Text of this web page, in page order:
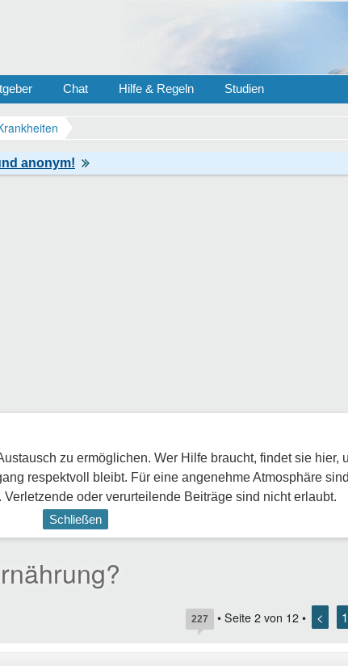
Chat Hilfe & Regeln Studien
zu ermöglichen. Wer Hilfe braucht, findet sie hier,
respektvoll bleibt. Für eine angenehme Atmosphäre
oder verurteilende Beiträge sind nicht erlaubt.
Schließen
227 • Seite 2 von 12 • < 1